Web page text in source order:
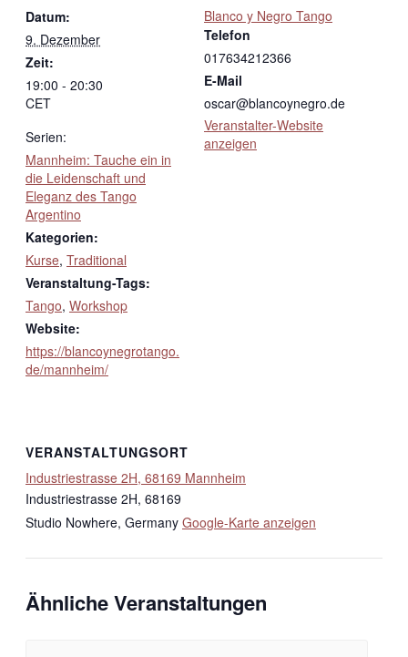
Datum:
9. Dezember
Zeit:
19:00 - 20:30
CET
Serien:
Mannheim: Tauche ein in
die Leidenschaft und
Eleganz des Tango
Argentino
Kategorien:
Kurse, Traditional
Veranstaltung-Tags:
Tango, Workshop
Website:
https://blancoynegrotango.
de/mannheim/
Blanco y Negro Tango
Telefon
017634212366
E-Mail
oscar@blancoynegro.de
Veranstalter-Website
anzeigen
VERANSTALTUNGSORT
Industriestrasse 2H, 68169 Mannheim
Industriestrasse 2H, 68169
Studio Nowhere, Germany Google-Karte anzeigen
Ähnliche Veranstaltungen